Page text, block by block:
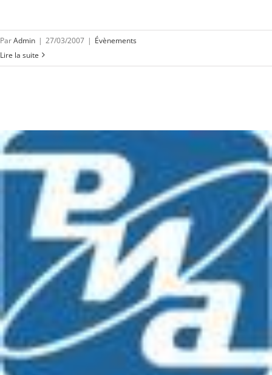
ParAdmin | 27/03/2007 | Évènements
Lire la suite